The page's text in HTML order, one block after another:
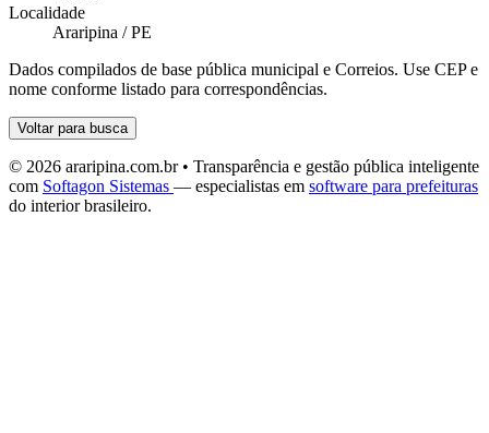
Localidade
Araripina / PE
Dados compilados de base pública municipal e Correios. Use CEP e
nome conforme listado para correspondências.
Voltar para busca
© 2026 araripina.com.br • Transparência e gestão pública inteligente
com Softagon Sistemas — especialistas em software para prefeituras
do interior brasileiro.